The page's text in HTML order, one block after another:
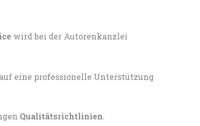
wird bei der Autorenkanzlei
Qualitätsrichtlinien.